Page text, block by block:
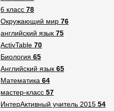
6 класс 78
Окружающий мир 76
английский язык 75
ActivTable 70
Биология 65
Английский язык 65
Математика 64
мастер-класс 57
ИнтерАктивный учитель 2015 54